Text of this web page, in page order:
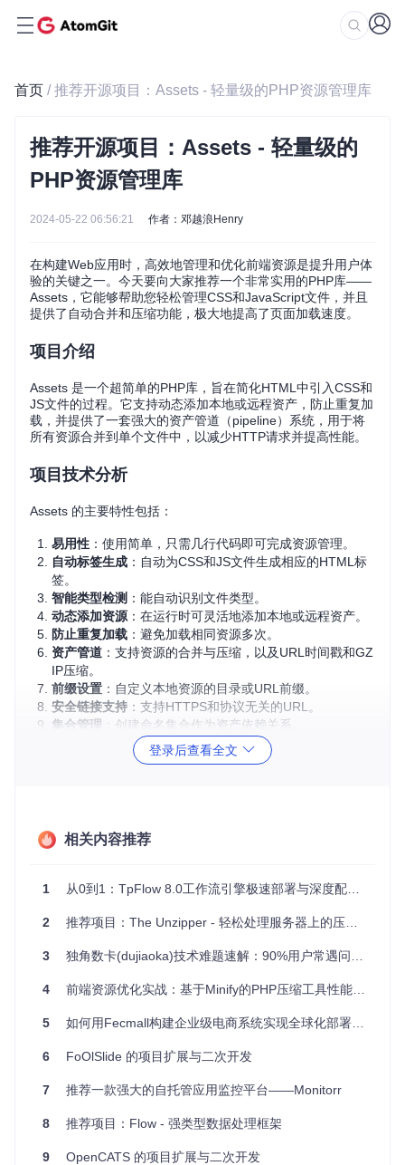
首页 / 推荐开源项目：Assets - 轻量级的PHP资源管理库
推荐开源项目：Assets - 轻量级的
PHP资源管理库
2024-05-22 06:56:21 作者：邓越浪Henry
在构建Web应用时，高效地管理和优化前端资源是提升用户体
验的关键之一。今天要向大家推荐一个非常实用的PHP库——
Assets，它能够帮助您轻松管理CSS和JavaScript文件，并且
提供了自动合并和压缩功能，极大地提高了页面加载速度。
项目介绍
Assets 是一个超简单的PHP库，旨在简化HTML中引入CSS和
JS文件的过程。它支持动态添加本地或远程资产，防止重复加
载，并提供了一套强大的资产管道（pipeline）系统，用于将
所有资源合并到单个文件中，以减少HTTP请求并提高性能。
项目技术分析
Assets 的主要特性包括：
易用性 ：使用简单，只需几行代码即可完成资源管理。
自动标签生成 ：自动为CSS和JS文件生成相应的HTML标
签。
智能类型检测 ：能自动识别文件类型。
动态添加资源 ：在运行时可灵活地添加本地或远程资产。
防止重复加载 ：避免加载相同资源多次。
资产管道 ：支持资源的合并与压缩，以及URL时间戳和GZ
IP压缩。
前缀设置 ：自定义本地资源的目录或URL前缀。
安全链接支持 ：支持HTTPS和协议无关的URL。
集合管理 ：创建命名集合作为资产依赖关系。
（仅限Laravel 5.0以上版本）：针对不同组的
资产配置独立设置。
Assets 可广泛应用于任何PHP项目，无论是否使用框架。特别
适合于Laravel框架，尽管它的设计是框架无关的。在Laravel
境。
一键安装
：通过Composer快速安装。
灵活配置：通过配置文件进行详细定制，如预加载资产、
目录路径和管道选项等。
式，满足更多场景需求。
例如，在视图中，可以使用以下方式引入CSS和JS：
echo Assets::css
登录后查看全文
相关内容推荐
1 从0到1：TpFlow 8.0工作流引擎极速部署与深度配置指南
2 推荐项目：The Unzipper - 轻松处理服务器上的压缩文件
3 独角数卡(dujiaoka)技术难题速解：90%用户常遇问题实战指南
4 前端资源优化实战：基于Minify的PHP压缩工具性能提升方案
5 如何用Fecmall构建企业级电商系统实现全球化部署？5大核心优势深度解析
6 FoOlSlide 的项目扩展与二次开发
7 推荐一款强大的自托管应用监控平台——Monitorr
8 推荐项目：Flow - 强类型数据处理框架
9 OpenCATS 的项目扩展与二次开发